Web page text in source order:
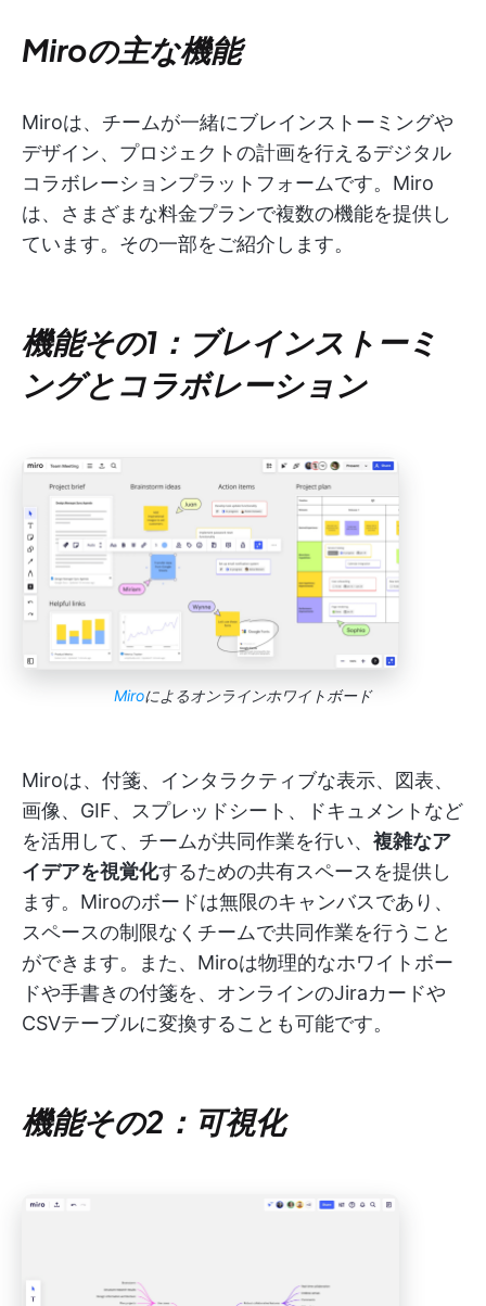
Miroの主な機能
Miroは、チームが一緒にブレインストーミングや
デザイン、プロジェクトの計画を行えるデジタル
コラボレーションプラットフォームです。Miro
は、さまざまな料金プランで複数の機能を提供し
ています。その一部をご紹介します。
機能その1：ブレインストーミ
ングとコラボレーション
Miroによるオンラインホワイトボード
Miroは、付箋、インタラクティブな表示、図表、
画像、GIF、スプレッドシート、ドキュメントなど
を活用して、チームが共同作業を行い、 複雑なア
イデアを視覚化するための共有スペースを提供し
ます。Miroのボードは無限のキャンバスであり、
スペースの制限なくチームで共同作業を行うこと
ができます。また、Miroは物理的なホワイトボー
ドや手書きの付箋を、オンラインのJiraカードや
CSVテーブルに変換することも可能です。
機能その2：可視化